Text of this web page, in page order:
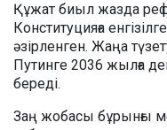
Құжат биыл жазда
Конституцияға
әзірленген. Жаңа
Путинге 2036 жылға
береді.
Заң жобасы бұрынғы